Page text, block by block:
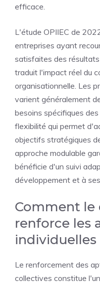
efficace.
L'étude OPIIEC de
entreprises ayant
satisfaites des
traduit l'impact réel du
organisationnelle. Les
varient généralement
besoins spécifiques
flexibilité qui permet
objectifs stratégiques
approche modulable
bénéficie d'un suivi
développement et à
Comment le
renforce les
Le renforcement des
collectives constitue